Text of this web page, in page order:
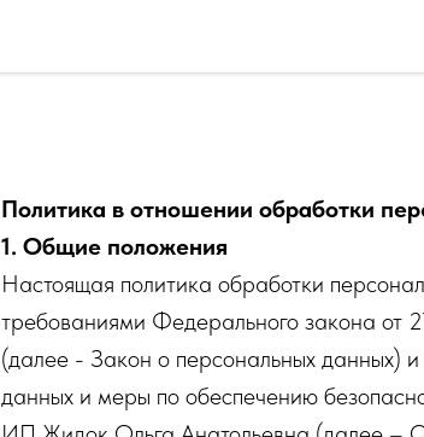
Политика в отношении обработки
1. Общие положения
Настоящая политика обработки
требованиями Федерального закона
(далее - Закон о персональных данных)
данных и меры по обеспечению